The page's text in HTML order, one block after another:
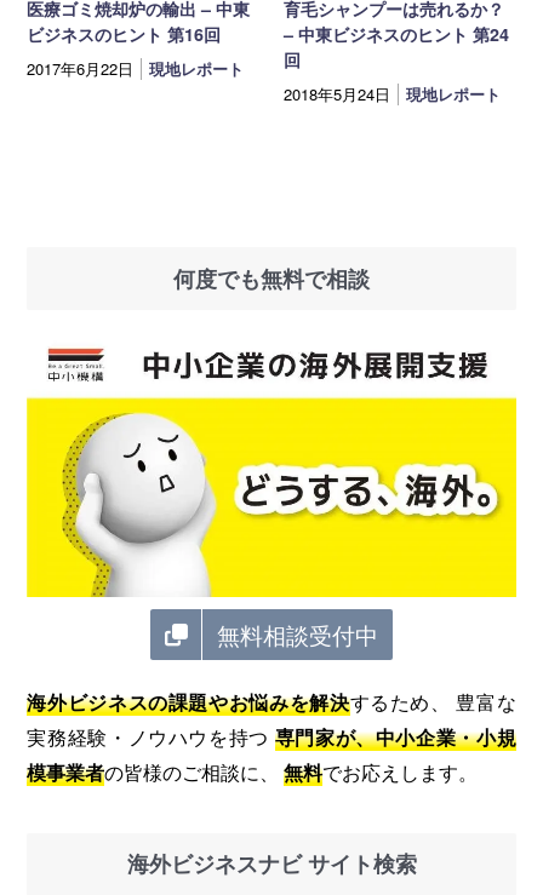
医療ゴミ焼却炉の輸出 – 中東
ビジネスのヒント 第16回
2017年6月22日 現地レポート
育毛シャンプーは売れるか？
– 中東ビジネスのヒント 第24
回
2018年5月24日 現地レポート
何度でも無料で相談
無料相談受付中
海外ビジネスの課題やお悩みを解決するため、 豊富な
実務経験・ノウハウを持つ 専門家が、中小企業・小規
模事業者の皆様のご相談に、無料でお応えします。
海外ビジネスナビ サイト検索